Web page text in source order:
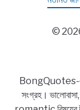
©
BongQuotes-এ
সংগ্রহ।